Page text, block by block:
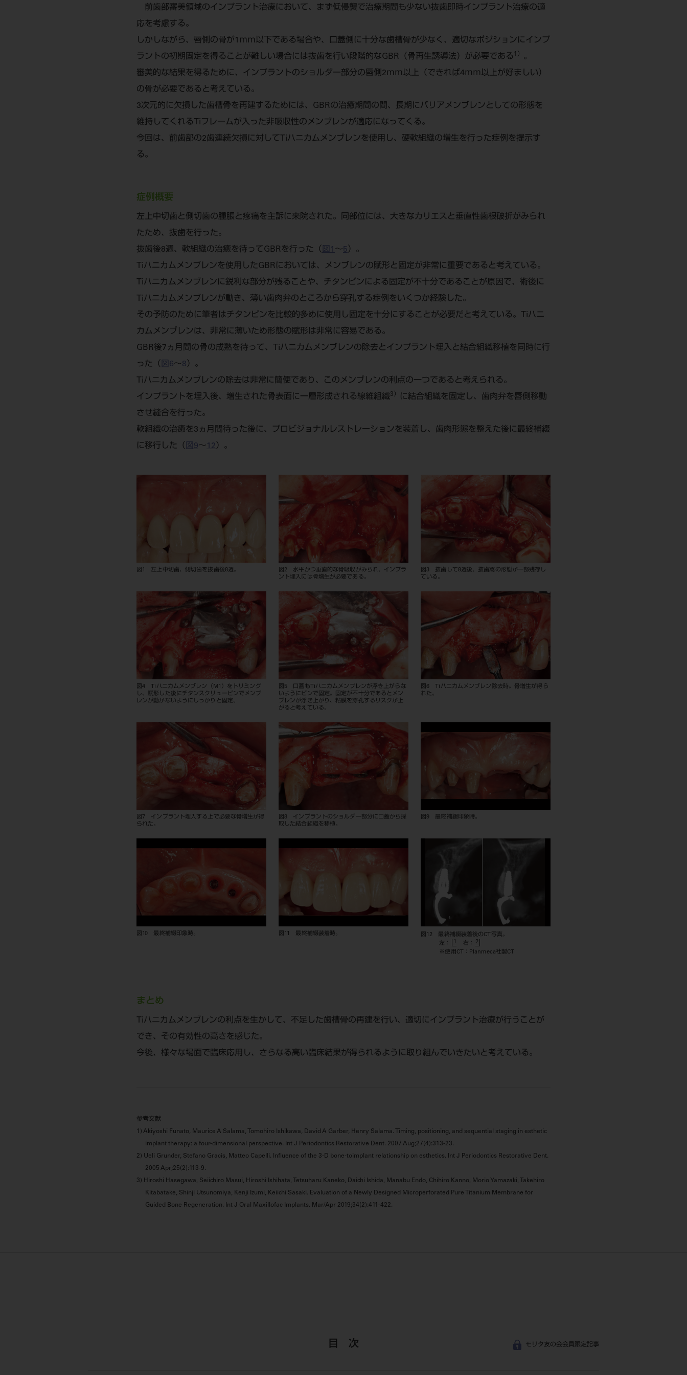
前歯部審美領域のインプラント治療において、まず低侵襲で治療期間も少ない抜歯即時インプラント治療の適
応を考慮する。
しかしながら、唇側の骨が1ｍｍ以下である場合や、口蓋側に十分な歯槽骨が少なく、適切なポジションにインプ
ラントの初期固定を得ることが難しい場合には抜歯を行い段階的なGBR（骨再生誘導法）が必要である 1） 。
審美的な結果を得るために、インプラントのショルダー部分の唇側2ｍｍ以上（できれば4ｍｍ以上が好ましい）
の骨が必要であると考えている。
3次元的に欠損した歯槽骨を再建するためには、GBRの治癒期間の間、長期にバリアメンブレンとしての形態を
維持してくれるTiフレームが入った非吸収性のメンブレンが適応になってくる。
今回は、前歯部の2歯連続欠損に対してTiハニカムメンブレンを使用し、硬軟組織の増生を行った症例を提示す
る。
症例概要
左上中切歯と側切歯の腫脹と疼痛を主訴に来院された。同部位には、大きなカリエスと垂直性歯根破折がみられ
たため、抜歯を行った。
抜歯後8週、軟組織の治癒を待ってGBRを行った（ 図1 ～5 ）。
Tiハニカムメンブレンを使用したGBRにおいては、メンブレンの賦形と固定が非常に重要であると考えている。
Tiハニカムメンブレンに鋭利な部分が残ることや、チタンピンによる固定が不十分であることが原因で、術後に
Tiハニカムメンブレンが動き、薄い歯肉弁のところから穿孔する症例をいくつか経験した。
その予防のために筆者はチタンピンを比較的多めに使用し固定を十分にすることが必要だと考えている。Tiハニ
カムメンブレンは、非常に薄いため形態の賦形は非常に容易である。
GBR後7ヵ月間の骨の成熟を待って、Tiハニカムメンブレンの除去とインプラント埋入と結合組織移植を同時に行
った（ 図6～8 ）。
Tiハニカムメンブレンの除去は非常に簡便であり、このメンブレンの利点の一つであると考えられる。
インプラントを埋入後、増生された骨表面に一層形成される線維組織3）
に結合組織を固定し、歯肉弁を唇側移動
させ縫合を行った。
軟組織の治癒を3ヵ月間待った後に、プロビジョナルレストレーションを装着し、歯肉形態を整えた後に最終補綴
に移行した（ 図9～12 ）。
図1 左上中切歯、側切歯を抜歯後8週。
図2 水平かつ垂直的な骨吸収がみられ、インプラ
ント埋入には骨増生が必要である。
図3 抜歯して8週後、抜歯窩の形態が一部残存し
ている。
図4 Tiハニカムメンブレン（M1）をトリミング
し、賦形した後にチタンスクリューピンでメンブ
レンが動かないようにしっかりと固定。
図5 口蓋もTiハニカムメンブレンが浮き上がらな
いようにピンで固定。固定が不十分であるとメン
ブレンが浮き上がり、粘膜を穿孔するリスクが上
がると考えている。
図6 Tiハニカムメンブレン除去時。骨増生が得ら
れた。
図7 インプラント埋入する上で必要な骨増生が得
られた。
図8 インプラントのショルダー部分に口蓋から採
取した結合組織を移植。
図9 最終補綴印象時。
図10 最終補綴印象時。 図11 最終補綴装着時。
図12 最終補綴装着後のCT写真。
左：
1 右：
2
※使用CT：Planmeca社製CT
まとめ
Tiハニカムメンブレンの利点を生かして、不足した歯槽骨の再建を行い、適切にインプラント治療が行うことが
でき、その有効性の高さを感じた。
今後、様々な場面で臨床応用し、さらなる高い臨床結果が得られるように取り組んでいきたいと考えている。
参考文献
1) Akiyoshi Funato, Maurice A Salama, Tomohiro Ishikawa, David A Garber, Henry Salama. Timing, positioning, and sequential staging in esthetic
implant therapy: a four-dimensional perspective. Int J Periodontics Restorative Dent. 2007 Aug;27(4):313-23.
2) Ueli Grunder, Stefano Gracis, Matteo Capelli. Influence of the 3-D bone-toimplant relationship on esthetics. Int J Periodontics Restorative Dent.
2005 Apr;25(2):113-9.
3) Hiroshi Hasegawa, Seiichiro Masui, Hiroshi Ishihata, Tetsuharu Kaneko, Daichi Ishida, Manabu Endo, Chihiro Kanno, Morio Yamazaki, Takehiro
Kitabatake, Shinji Utsunomiya, Kenji Izumi, Keiichi Sasaki. Evaluation of a Newly Designed Microperforated Pure Titanium Membrane for
Guided Bone Regeneration. Int J Oral Maxillofac Implants. Mar/Apr 2019;34(2):411-422.
目 次 モリタ友の会会員限定記事